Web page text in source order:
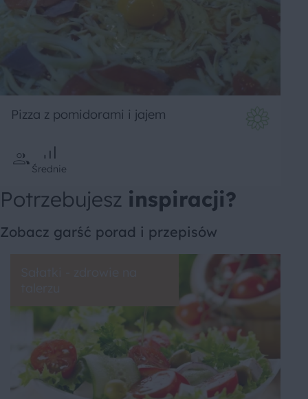
Pizza z pomidorami i jajem
Średnie
Potrzebujesz inspiracji?
Zobacz garść porad i przepisów